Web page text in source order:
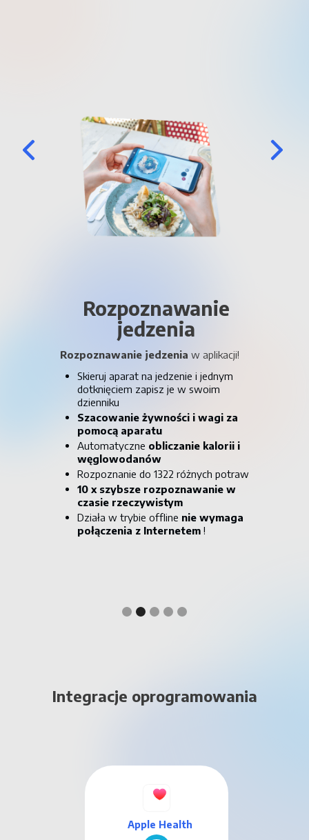
Rozpoznawanie
jedzenia
Rozpoznawanie jedzenia w aplikacji!
Skieruj aparat na jedzenie i jednym
dotknięciem zapisz je w swoim
dzienniku
Szacowanie żywności i wagi za
pomocą aparatu
Automatyczne obliczanie kalorii i
węglowodanów
Rozpoznanie do 1322 różnych potraw
10 x szybsze rozpoznawanie w
czasie rzeczywistym
Działa w trybie offline nie wymaga
połączenia z Internetem !
Integracje oprogramowania
Apple Health